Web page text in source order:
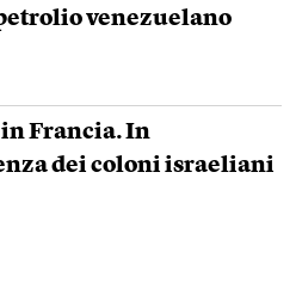
venezuelano
Francia. In
dei coloni israeliani